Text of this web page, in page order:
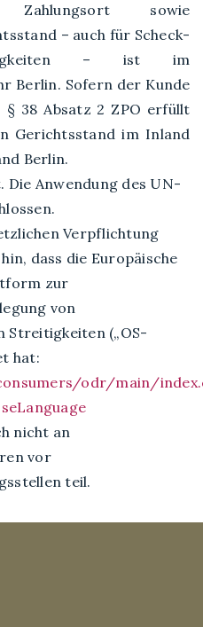
sowie
– auch für Scheck-
– ist im
Berlin. Sofern der Kunde
§ 38 Absatz 2 ZPO erfüllt
Gerichtsstand im Inland
Berlin.
Die Anwendung des UN-
Verpflichtung
dass die Europäische
zur
von
Streitigkeiten („OS-
hat:
odr/main/
nicht an
vor
teil.